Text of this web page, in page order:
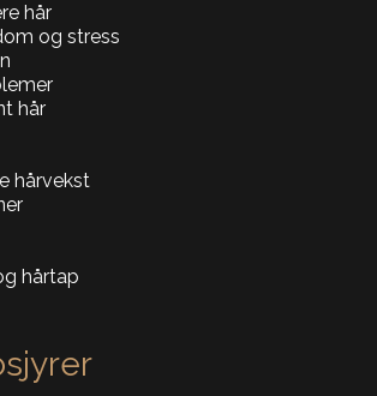
hår
og stress
hår
hårvekst
hårtap